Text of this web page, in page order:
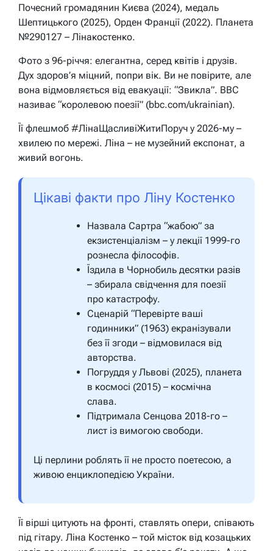
Почесний громадянин Києва (2024), медаль
Шептицького (2025), Орден Франції (2022). Планета
№290127 – Лінакостенко.
Фото з 96-річчя: елегантна, серед квітів і друзів.
Дух здоров’я міцний, попри вік. Ви не повірите, але
вона відмовляється від евакуації: “Звикла”. BBC
називає “королевою поезії” (bbc.com/ukrainian).
Її флешмоб #ЛінаЩасливіЖитиПоруч у 2026-му –
хвилею по мережі. Ліна – не музейний експонат, а
живий вогонь.
Цікаві факти про Ліну Костенко
Назвала Сартра “жабою” за
екзистенціалізм – у лекції 1999-го
рознесла філософів.
Їздила в Чорнобиль десятки разів
– збирала свідчення для поезії
про катастрофу.
Сценарій “Перевірте ваші
годинники” (1963) екранізували
без її згоди – відмовилася від
авторства.
Погруддя у Львові (2025), планета
в космосі (2015) – космічна
слава.
Підтримала Сенцова 2018-го –
лист із вимогою свободи.
Ці перлини роблять її не просто поетесою, а
живою енциклопедією України.
Її вірші цитують на фронті, ставлять опери, співають
під гітару. Ліна Костенко – той місток від козацьких